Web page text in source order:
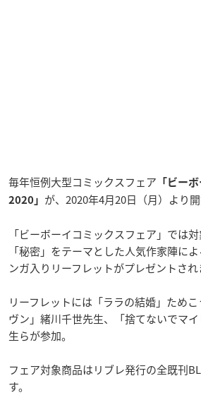
毎年恒例大型コミックスフェア 「ビー
2020」 が、2020年4月20日（月）より
「ビーボーイコミックスフェア」では
「秘密」をテーマとした人気作家陣に
ンガ入りリーフレットがプレゼントされ
リーフレットには「ララの結婚」ため
ヴン」緒川千世先生、「捨てないでマ
生らが参加。
フェア対象商品はリブレ発行の全既刊
す。